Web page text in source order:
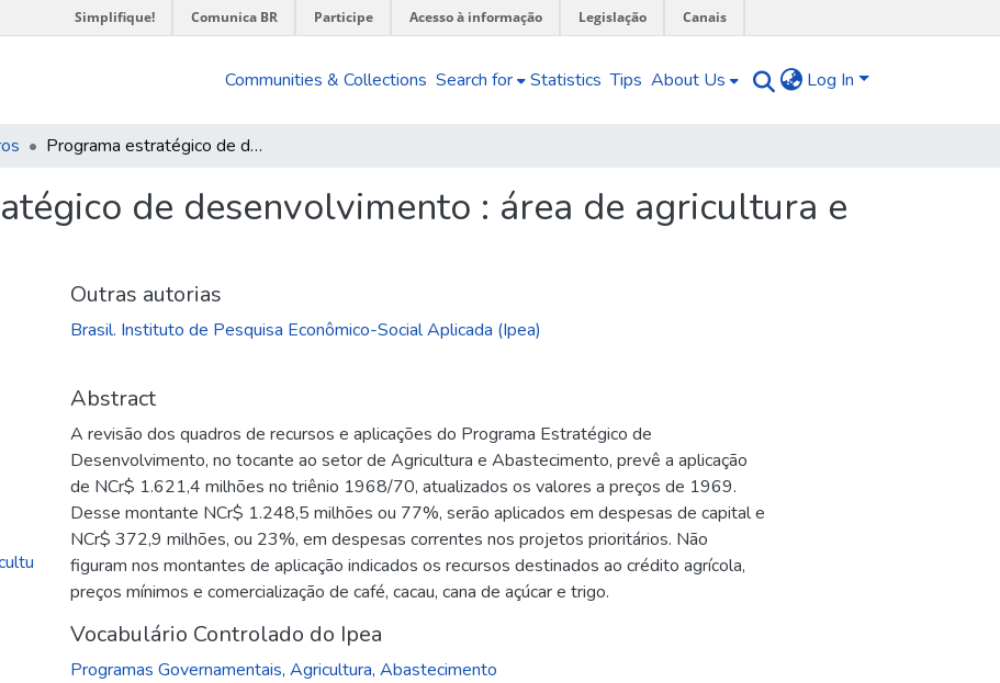
Simplifique! Comunica BR Participe Acesso à informação Legislação Canais
Communities & Collections Search for Statistics Tips About Us Log In
Programa estratégico de desenvolvimento : área de agricultura e abastecimento
de desenvolvimento : área de agricultura e
Outras autorias
Brasil. Instituto de Pesquisa Econômico-Social Aplicada (Ipea)
Abstract
A revisão dos quadros de recursos e aplicações do Programa Estratégico de
Desenvolvimento, no tocante ao setor de Agricultura e Abastecimento, prevê a aplicação
de NCr$ 1.621,4 milhões no triênio 1968/70, atualizados os valores a preços de 1969.
Desse montante NCr$ 1.248,5 milhões ou 77%, serão aplicados em despesas de capital e
NCr$ 372,9 milhões, ou 23%, em despesas correntes nos projetos prioritários. Não
figuram nos montantes de aplicação indicados os recursos destinados ao crédito agrícola,
preços mínimos e comercialização de café, cacau, cana de açúcar e trigo.
Vocabulário Controlado do Ipea
Programas Governamentais, Agricultura, Abastecimento